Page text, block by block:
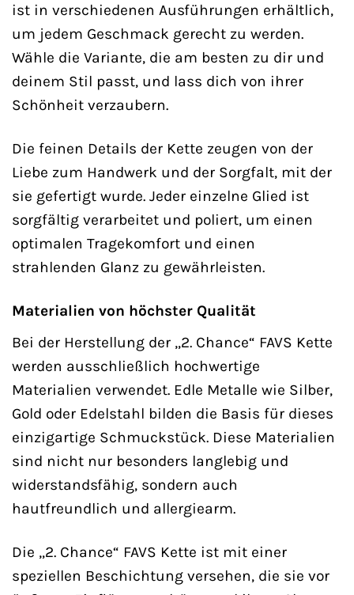
ist in verschiedenen Ausführungen erhältlich,
um jedem Geschmack gerecht zu werden.
Wähle die Variante, die am besten zu dir und
deinem Stil passt, und lass dich von ihrer
Schönheit verzaubern.
Die feinen Details der Kette zeugen von der
Liebe zum Handwerk und der Sorgfalt, mit der
sie gefertigt wurde. Jeder einzelne Glied ist
sorgfältig verarbeitet und poliert, um einen
optimalen Tragekomfort und einen
strahlenden Glanz zu gewährleisten.
Materialien von höchster Qualität
Bei der Herstellung der „2. Chance“ FAVS Kette
werden ausschließlich hochwertige
Materialien verwendet. Edle Metalle wie Silber,
Gold oder Edelstahl bilden die Basis für dieses
einzigartige Schmuckstück. Diese Materialien
sind nicht nur besonders langlebig und
widerstandsfähig, sondern auch
hautfreundlich und allergiearm.
Die „2. Chance“ FAVS Kette ist mit einer
speziellen Beschichtung versehen, die sie vor